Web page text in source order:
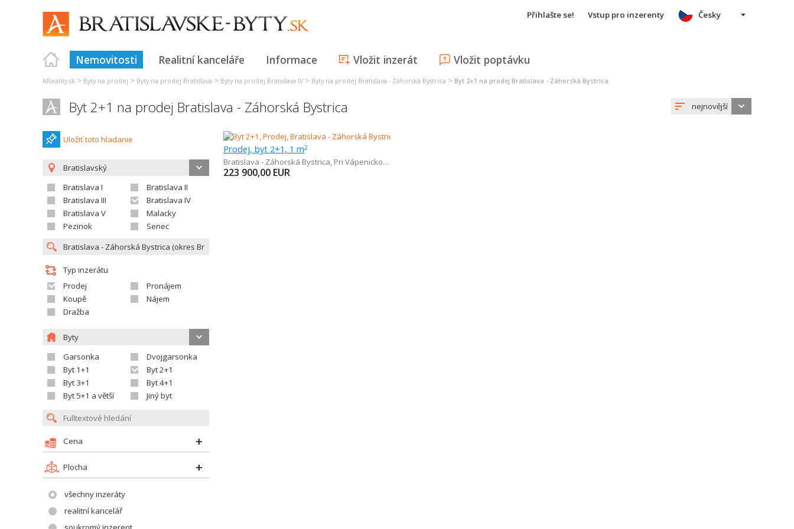
Přihlašte se! Vstup pro inzerenty
Nemovitosti Realitní kanceláře Informace Vložit inzerát Vložit poptávku
Česky
AReality.sk > Byty na prodej > Byty na prodej Bratislava > Byty na prodej Bratislava IV > Byty na prodej Bratislava - Záhorská Bystrica > Byt 2+1 na prodej Bratislava - Záhorská Bystrica
Byt 2+1 na prodej Bratislava - Záhorská Bystrica nejnovější
Uložiť toto hladanie
Bratislavský
Bratislava I
Bratislava II
Bratislava III
Bratislava IV
Bratislava V
Malacky
Pezinok
Senec
Typ inzerátu
Prodej
Pronájem
Koupě
Nájem
Dražba
Byty
Garsonka
Dvojgarsonka
Byt 1+1
Byt 2+1
Byt 3+1
Byt 4+1
Byt 5+1 a větší
Jiný byt
Cena
Plocha
všechny inzeráty
realitní kancelář
Prodej, byt 2+1, 1 m2
Bratislava - Záhorská Bystrica, Pri Vápenickom potoku
223 900,00 EUR